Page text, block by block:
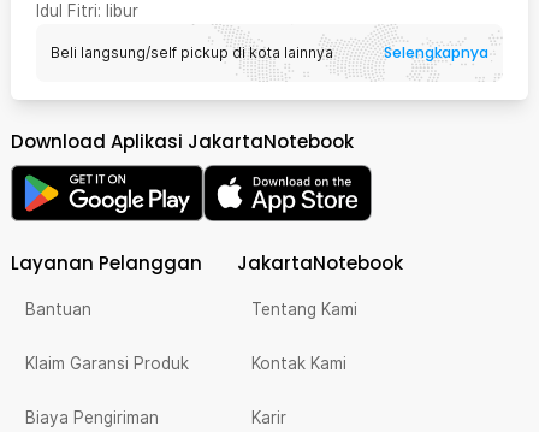
Idul Fitri: libur
Beli langsung/self pickup di kota lainnya Selengkapnya
Download Aplikasi JakartaNotebook
Layanan Pelanggan
Bantuan
Klaim Garansi Produk
Biaya Pengiriman
JakartaNotebook
Tentang Kami
Kontak Kami
Karir